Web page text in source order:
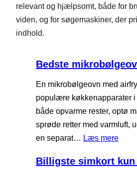
relevant og hjælpsomt, både for
viden, og for søgemaskiner, der
indhold.
Bedste
En mikrobølgeovn med
populære køkkenapparater
både opvarme rester, optø
sprøde retter med varmluft,
en separat… Læs mere:
e
Billigste simkort kun